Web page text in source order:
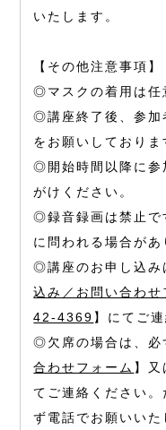
いたします。
【その他注意事項】
◎マスクの着用は任
◎講座終了後、参加
をお願いしておりま
◎開始時間以降に参
がけください。
◎録音録画は禁止で
に問われる場合があ
◎講座のお申し込み
込み／お問い合わせ
42-4369 】にてご
◎欠席の場合は、必
合わせフォーム 】又
てご連絡ください
ず電話でお願いいた